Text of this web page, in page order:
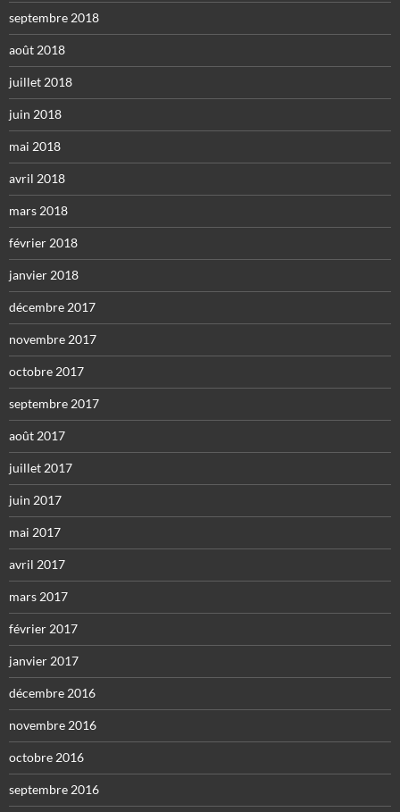
septembre 2018
août 2018
juillet 2018
juin 2018
mai 2018
avril 2018
mars 2018
février 2018
janvier 2018
décembre 2017
novembre 2017
octobre 2017
septembre 2017
août 2017
juillet 2017
juin 2017
mai 2017
avril 2017
mars 2017
février 2017
janvier 2017
décembre 2016
novembre 2016
octobre 2016
septembre 2016